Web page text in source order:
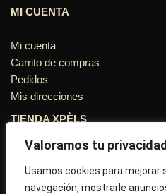
Valoramos tu privacidad
Usamos cookies para mejorar
navegación, mostrarle
MI CUENTA
Mi cuenta
Carrito de compras
Pedidos
Mis direcciones
TIENDA XPÈLS
Avinguda Molins de Rei Nº 3
08755, Barcelona, Cataluña,